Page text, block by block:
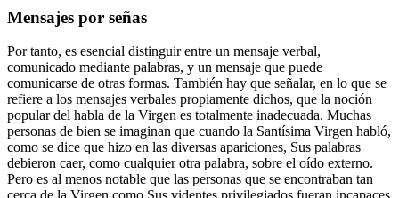
Mensajes por señas
Por tanto, es esencial distinguir entre un mensaje verbal,
comunicado mediante palabras, y un mensaje que puede
comunicarse de otras formas. También hay que señalar, en lo que se
refiere a los mensajes verbales propiamente dichos, que la noción
popular del habla de la Virgen es totalmente inadecuada. Muchas
personas de bien se imaginan que cuando la Santísima Virgen habló,
como se dice que hizo en las diversas apariciones, Sus palabras
debieron caer, como cualquier otra palabra, sobre el oído externo.
Pero es al menos notable que las personas que se encontraban tan